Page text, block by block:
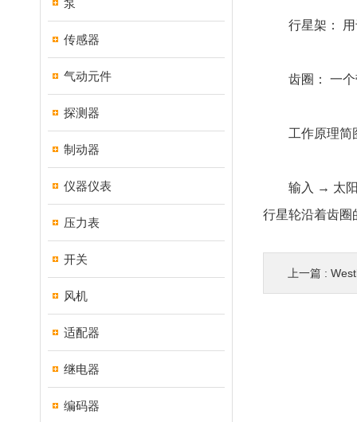
泵
传感器
气动元件
探测器
制动器
仪器仪表
压力表
开关
风机
适配器
继电器
编码器
行星架： 用于
齿圈： 一个
工作原理简
输入 → 太阳轮
行星轮沿着齿圈
上一篇 :